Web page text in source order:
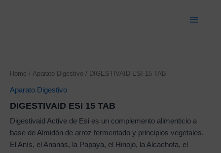
Home / Aparato Digestivo / DIGESTIVAID ESI 15 TAB
Aparato Digestivo
DIGESTIVAID ESI 15 TAB
Digestivaid Active de Esi es un complemento alimenticio a
base de Almidón de arroz fermentado y principios vegetales.
El Anís, el Ananás, la Papaya, el Hinojo, la Alcachofa, el